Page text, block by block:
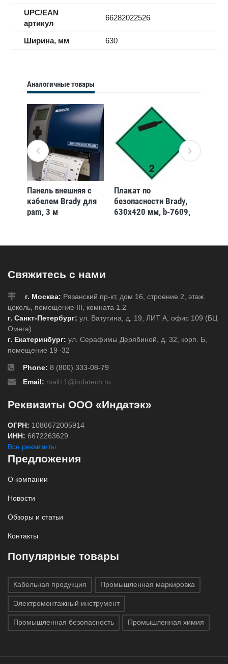
UPC/EAN
артикул
66282022526
Ширина, мм 630
Аналогичные товары
Панель внешняя с
кабелем Brady для
pam, 3 м
Плакат по
безопасности Brady,
630x420 мм, b-7609,
Свяжитесь с нами
г. Москва: Рязанский пр-кт, дом 16, строение 2, этаж
цоколь, помещение III, комната 1.2
г. Санкт-Петербург: ул. Ватутина, д. 19, ЛИТ А, офис 109 (БЦ
Омега)
г. Екатеринбург: ул. Серафимы Дерябиной, д. 32, корп. Б,
помещение 19–32
Phone: 8 (800) 333-08-79
Email: mail+1@indatech.ru
Реквизиты ООО «Индатэк»
ОГРН: 1086672005914
ИНН: 6672263629
Все реквизиты
Предложения
О компании
Новости
Обзоры и статьи
Контакты
Популярные товары
Кабельная продукция Промышленная маркировка
Электромонтажный инструмент
Промышленная безопасность Промышленная химия